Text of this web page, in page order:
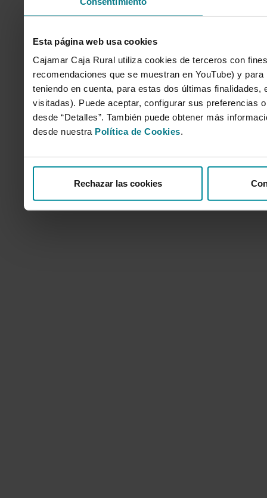
Esta página web usa cookies
Cajamar Caja Rural utiliza cookies de terceros con
recomendaciones que se muestran en YouTube) y
teniendo en cuenta, para estas dos últimas
visitadas). Puede aceptar, configurar sus preferencias
desde “Detalles”. También puede obtener más
desde nuestra Política de Cookies.
Rechazar las cookies